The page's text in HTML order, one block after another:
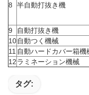
8 半自動打抜き機
9 自動打抜き機
10自動つく機械
11 自動ハードカバー箱機
12ラミネーション機械
タグ: